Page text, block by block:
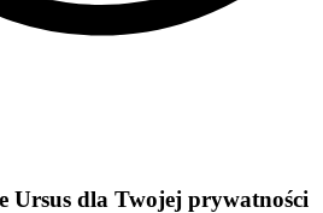
Ursus dla Twojej prywatności